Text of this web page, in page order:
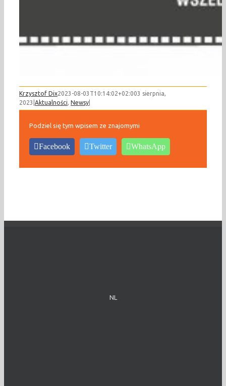
Krzysztof Dix2023-08-03T10:14:02+02:003 sierpnia,
2023 Aktualności, Newsy
Podziel się tym wpisem ze znajomymi
Facebook Twitter WhatsApp
NL